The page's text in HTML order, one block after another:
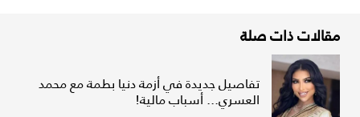
مقالات ذات صلة
تفاصيل جديدة في أزمة دنيا بطمة مع محمد
العسري... أسباب مالية!